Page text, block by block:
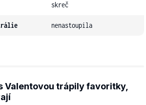
skreč
nenastoupila
Valentovou trápily favoritky,